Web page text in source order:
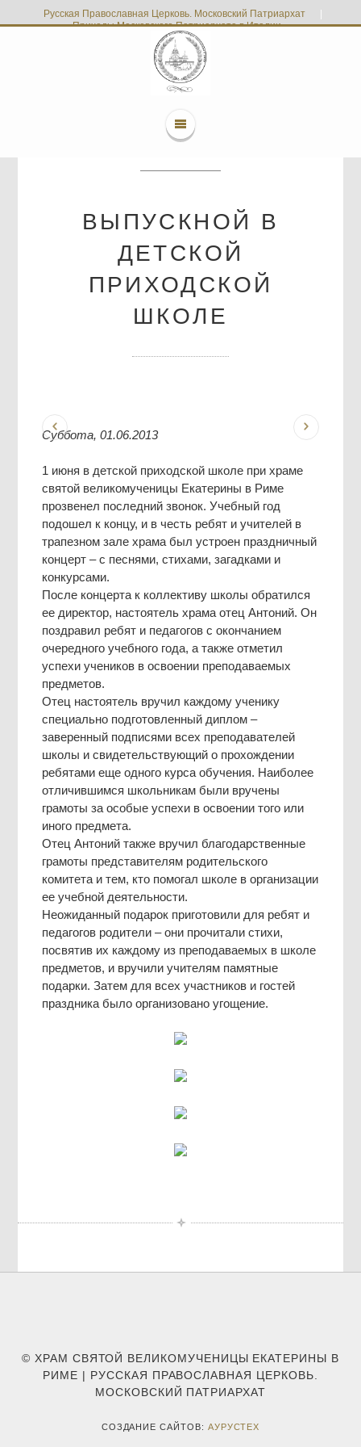
Русская Православная Церковь. Московский Патриархат
Приходы Московского Патриархата в Италии
ВЫПУСКНОЙ В
ДЕТСКОЙ
ПРИХОДСКОЙ
ШКОЛЕ
Суббота, 01.06.2013
1 июня в детской приходской школе при храме
святой великомученицы Екатерины в Риме
прозвенел последний звонок. Учебный год
подошел к концу, и в честь ребят и учителей в
трапезном зале храма был устроен праздничный
концерт – с песнями, стихами, загадками и
конкурсами.
После концерта к коллективу школы обратился
ее директор, настоятель храма отец Антоний. Он
поздравил ребят и педагогов с окончанием
очередного учебного года, а также отметил
успехи учеников в освоении преподаваемых
предметов.
Отец настоятель вручил каждому ученику
специально подготовленный диплом –
заверенный подписями всех преподавателей
школы и свидетельствующий о прохождении
ребятами еще одного курса обучения. Наиболее
отличившимся школьникам были вручены
грамоты за особые успехи в освоении того или
иного предмета.
Отец Антоний также вручил благодарственные
грамоты представителям родительского
комитета и тем, кто помогал школе в организации
ее учебной деятельности.
Неожиданный подарок приготовили для ребят и
педагогов родители – они прочитали стихи,
посвятив их каждому из преподаваемых в школе
предметов, и вручили учителям памятные
подарки. Затем для всех участников и гостей
праздника было организовано угощение.
© ХРАМ СВЯТОЙ ВЕЛИКОМУЧЕНИЦЫ ЕКАТЕРИНЫ В
РИМЕ | РУССКАЯ ПРАВОСЛАВНАЯ ЦЕРКОВЬ.
МОСКОВСКИЙ ПАТРИАРХАТ
СОЗДАНИЕ САЙТОВ: АУРУСТЕХ